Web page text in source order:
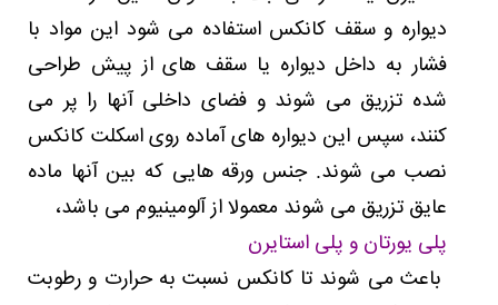
دیواره و سقف کانکس استفاده می شود این مواد با
فشار به داخل دیواره یا سقف های از پیش طراحی
شده تزریق می شوند و فضای داخلی آنها را پر می
کنند، سپس این دیواره های آماده روی اسکلت کانکس
نصب می شوند. جنس ورقه هایی که بین آنها ماده
عایق تزریق می شوند معمولا از آلومینیوم می باشد،
پلی یورتان و پلی استایرن
باعث می شوند تا کانکس نسبت به حرارت و رطوبت